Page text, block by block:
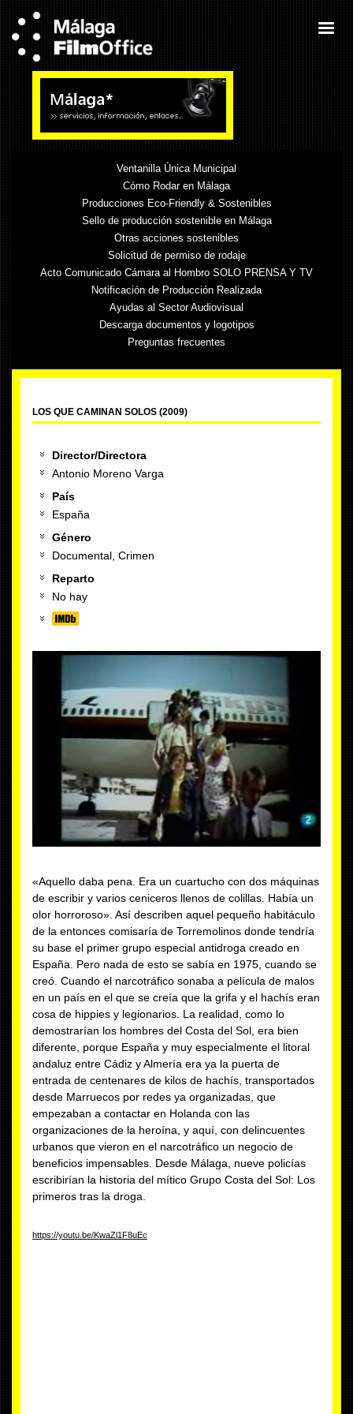
Ventanilla Única Municipal
Cómo Rodar en Málaga
Producciones Eco-Friendly & Sostenibles
Sello de producción sostenible en Málaga
Otras acciones sostenibles
Solicitud de permiso de rodaje
Acto Comunicado Cámara al Hombro SOLO PRENSA Y TV
Notificación de Producción Realizada
Ayudas al Sector Audiovisual
Descarga documentos y logotipos
Preguntas frecuentes
LOS QUE CAMINAN SOLOS (2009)
Director/Directora
Antonio Moreno Varga
País
España
Género
Documental, Crimen
Reparto
No hay
«Aquello daba pena. Era un cuartucho con dos máquinas
de escribir y varios ceniceros llenos de colillas. Había un
olor horroroso». Así describen aquel pequeño habitáculo
de la entonces comisaría de Torremolinos donde tendría
su base el primer grupo especial antidroga creado en
España. Pero nada de esto se sabía en 1975, cuando se
creó. Cuando el narcotráfico sonaba a película de malos
en un país en el que se creía que la grifa y el hachís eran
cosa de hippies y legionarios. La realidad, como lo
demostrarían los hombres del Costa del Sol, era bien
diferente, porque España y muy especialmente el litoral
andaluz entre Cádiz y Almería era ya la puerta de
entrada de centenares de kilos de hachís, transportados
desde Marruecos por redes ya organizadas, que
empezaban a contactar en Holanda con las
organizaciones de la heroína, y aquí, con delincuentes
urbanos que vieron en el narcotráfico un negocio de
beneficios impensables. Desde Málaga, nueve policías
escribirían la historia del mítico Grupo Costa del Sol: Los
primeros tras la droga.
https://youtu.be/KwaZl1F8uEc